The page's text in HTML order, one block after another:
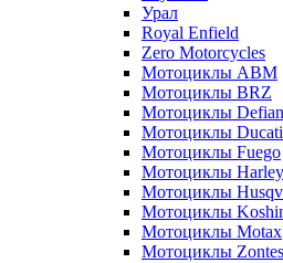
Урал
Royal Enfield
Zero Motorcycles
Мотоциклы ABM
Мотоциклы BRZ
Мотоциклы
Мотоциклы Ducati
Мотоциклы Fuego
Мотоциклы
Мотоциклы
Мотоциклы
Мотоциклы Motax
Мотоциклы Zontes